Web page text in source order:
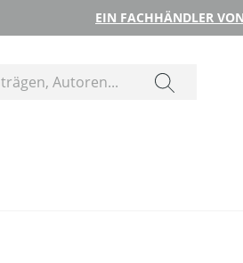
EIN FACHHÄNDLER